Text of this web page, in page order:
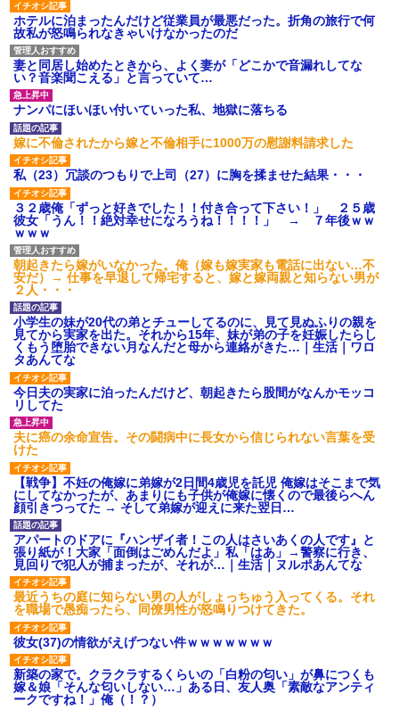
ホテルに泊まったんだけど従業員が最悪だった。折角の旅行で何
故私が怒鳴られなきゃいけなかったのだ
妻と同居し始めたときから、よく妻が「どこかで音漏れしてな
い？音楽聞こえる」と言っていて…
ナンパにほいほい付いていった私、地獄に落ちる
嫁に不倫されたから嫁と不倫相手に1000万の慰謝料請求した
私（23）冗談のつもりで上司（27）に胸を揉ませた結果・・・
３２歳俺「ずっと好きでした！！付き合って下さい！」 ２５歳
彼女「うん！！絶対幸せになろうね！！！！」 → ７年後ｗｗ
ｗｗｗ
朝起きたら嫁がいなかった。俺（嫁も嫁実家も電話に出ない…不
安だ）→ 仕事を早退して帰宅すると、嫁と嫁両親と知らない男が
２人・・・
小学生の妹が20代の弟とチューしてるのに、見て見ぬふりの親を
見てから実家を出た。それから15年、妹が弟の子を妊娠したらし
くもう堕胎できない月なんだと母から連絡がきた…｜生活｜ワロ
タあんてな
今日夫の実家に泊ったんだけど、朝起きたら股間がなんかモッコ
リしてた
夫に癌の余命宣告。その闘病中に長女から信じられない言葉を受
けた
【戦争】不妊の俺嫁に弟嫁が2日間4歳児を託児 俺嫁はそこまで気
にしてなかったが、あまりにも子供が俺嫁に懐くので最後らへん
顔引きつってた → そして弟嫁が迎えに来た翌日…
アパートのドアに『ハンザイ者！この人はさいあくの人です』と
張り紙が！大家「面倒はごめんだよ」私「はあ」→警察に行き、
見回りで犯人が捕まったが、それが…｜生活｜ヌルポあんてな
最近うちの庭に知らない男の人がしょっちゅう入ってくる。それ
を職場で愚痴ったら、同僚男性が怒鳴りつけてきた。
彼女(37)の情欲がえげつない件ｗｗｗｗｗｗｗ
新築の家で。クラクラするくらいの「白粉の匂い」が鼻につくも
嫁＆娘「そんな匂いしない…」ある日、友人奥「素敵なアンティ
ークですね！」俺（！？）